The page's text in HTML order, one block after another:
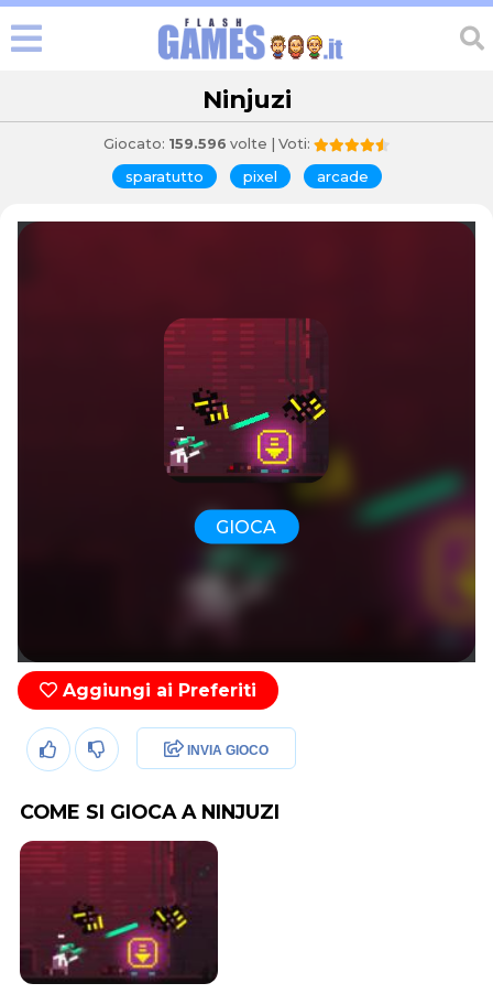
Ninjuzi
Giocato: 159.596 volte | Voti:
sparatutto pixel arcade
GIOCA
Aggiungi ai Preferiti
INVIA GIOCO
COME SI GIOCA A NINJUZI